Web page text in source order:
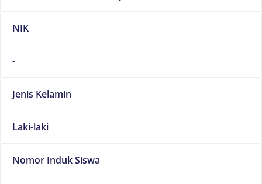
NIK
-
Jenis Kelamin
Laki-laki
Nomor Induk Siswa